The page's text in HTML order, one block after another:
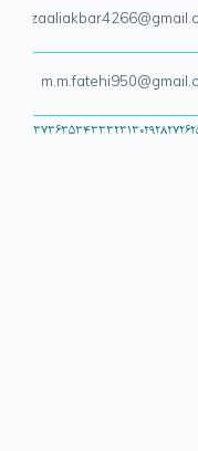
۲۶۲۷۲۸۲۹۳۰۳۱۳۲۳۳۳۴۳۵۳۶۳۷